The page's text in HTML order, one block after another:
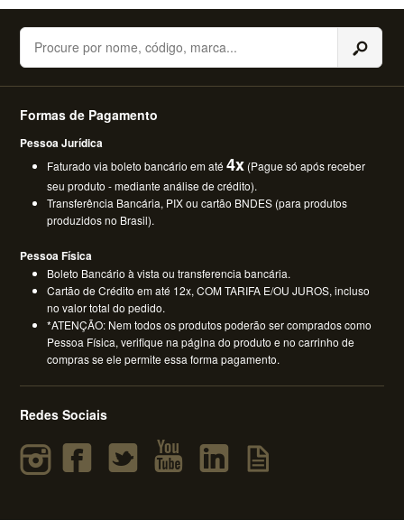
Buscar
Formas de Pagamento
Pessoa Jurídica
Faturado via boleto bancário em até4x (Pague só após receber
seu produto - mediante análise de crédito).
Transferência Bancária, PIX ou cartão BNDES (para produtos
produzidos no Brasil).
Pessoa Física
Boleto Bancário à vista ou transferencia bancária.
Cartão de Crédito em até 12x, COM TARIFA E/OU JUROS, incluso
no valor total do pedido.
*ATENÇÃO: Nem todos os produtos poderão ser comprados como
Pessoa Física, verifique na página do produto e no carrinho de
compras se ele permite essa forma pagamento.
Redes Sociais